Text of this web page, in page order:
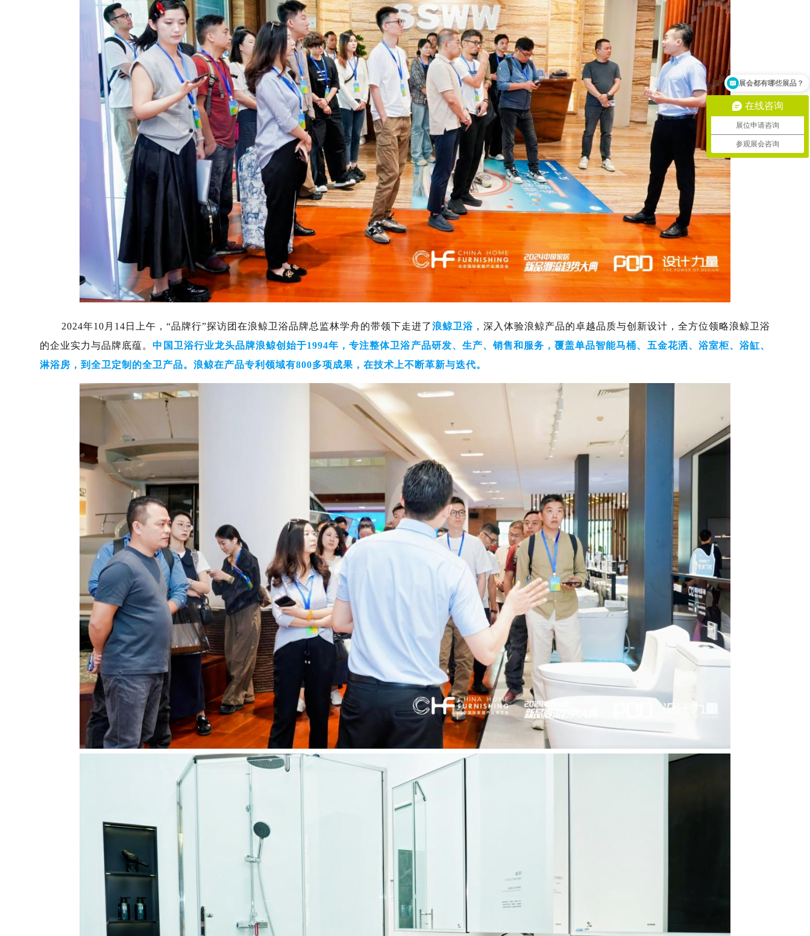
2024年10月14日上午，“品牌行”探访团在浪鲸卫浴品牌总监林学舟的带领下走进了浪鲸卫浴 ，深入体验浪鲸产品的卓越品质与创新设计，全方位领略浪鲸卫浴
的企业实力与品牌底蕴。中国卫浴行业龙头品牌浪鲸创始于1994年，专注整体卫浴产品研发、生产、销售和服务，覆盖单品智能马桶、五金花洒、浴室柜、浴缸、
淋浴房，到全卫定制的全卫产品。浪鲸在产品专利领域有800多项成果，在技术上不断革新与迭代。
在线咨询
展位申请咨询
参观展会咨询
2027展会的时间地点？